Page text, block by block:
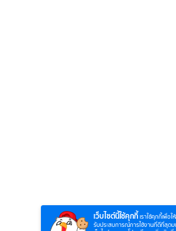
6 พบเธอ 7 พบ
ไท
เว็บไซต์นี้ใช้คุกกี้ เราใช้คุกกี้เพื่อใ
รับประสบการณ์การใช้งานที่ดีที่สุดบ